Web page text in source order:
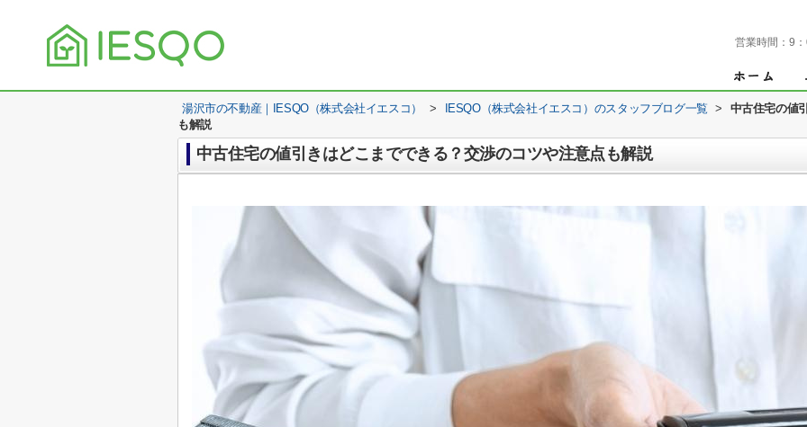
営業時間： 9
湯沢市の不動産｜IESQO（株式会社イエスコ） > IESQO（株式会社イエスコ）のスタッフブログ一覧 >
中古住宅の値
も解説
中古住宅の値引きはどこまでできる？交渉のコツや注意点も解説